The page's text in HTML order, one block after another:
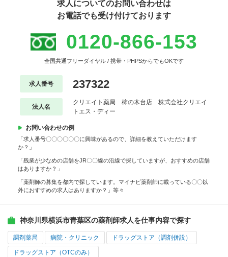
求人についてのお問い合わせは
お電話でも受け付けております
0120-866-153
全国共通フリーダイヤル / 携帯・PHPSからでもOKです
求人番号 237322
法人名
クリエイト薬局 柿の木台店 株式会社クリエイ
トエス・ディー
お問い合わせの例
「求人番号〇〇〇〇〇〇に興味があるので、詳細を教えていただけます
か？」
「残業が少なめの店舗をJR〇〇線の沿線で探していますが、おすすめの店舗
はありますか？」
「薬剤師の募集を都内で探しています。マイナビ薬剤師に載っている〇〇以
外におすすめの求人はありますか？」等々
神奈川県横浜市青葉区の薬剤師求人を仕事内容で探す
調剤薬局 病院・クリニック ドラッグストア（調剤併設）
ドラッグストア（OTCのみ）